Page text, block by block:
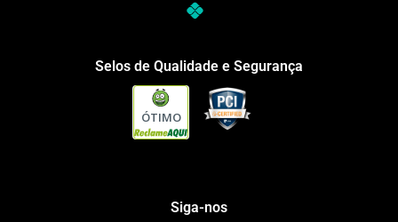
Selos de Qualidade e Segurança
ÓTIMO
Siga-nos